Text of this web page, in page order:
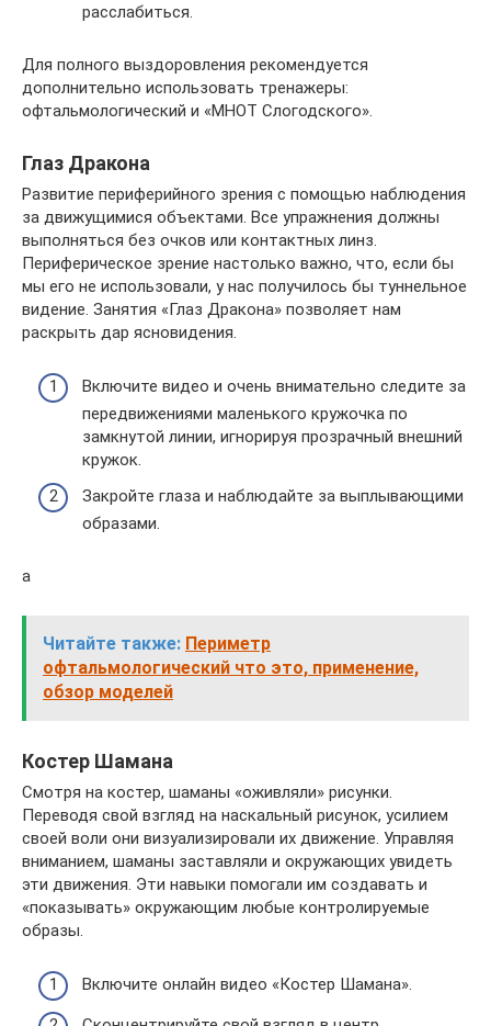
расслабиться.
Для полного выздоровления рекомендуется
дополнительно использовать тренажеры:
офтальмологический и «МНОТ Слогодского».
Глаз Дракона
Развитие периферийного зрения с помощью наблюдения
за движущимися объектами. Все упражнения должны
выполняться без очков или контактных линз.
Периферическое зрение настолько важно, что, если бы
мы его не использовали, у нас получилось бы туннельное
видение. Занятия «Глаз Дракона» позволяет нам
раскрыть дар ясновидения.
Включите видео и очень внимательно следите за
передвижениями маленького кружочка по
замкнутой линии, игнорируя прозрачный внешний
кружок.
Закройте глаза и наблюдайте за выплывающими
образами.
а
Читайте также: Периметр
офтальмологический что это, применение,
обзор моделей
Костер Шамана
Смотря на костер, шаманы «оживляли» рисунки.
Переводя свой взгляд на наскальный рисунок, усилием
своей воли они визуализировали их движение. Управляя
вниманием, шаманы заставляли и окружающих увидеть
эти движения. Эти навыки помогали им создавать и
«показывать» окружающим любые контролируемые
образы.
Включите онлайн видео «Костер Шамана».